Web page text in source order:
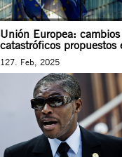
Unión Europea: cambios
catastróficos propuestos
127. Feb, 2025